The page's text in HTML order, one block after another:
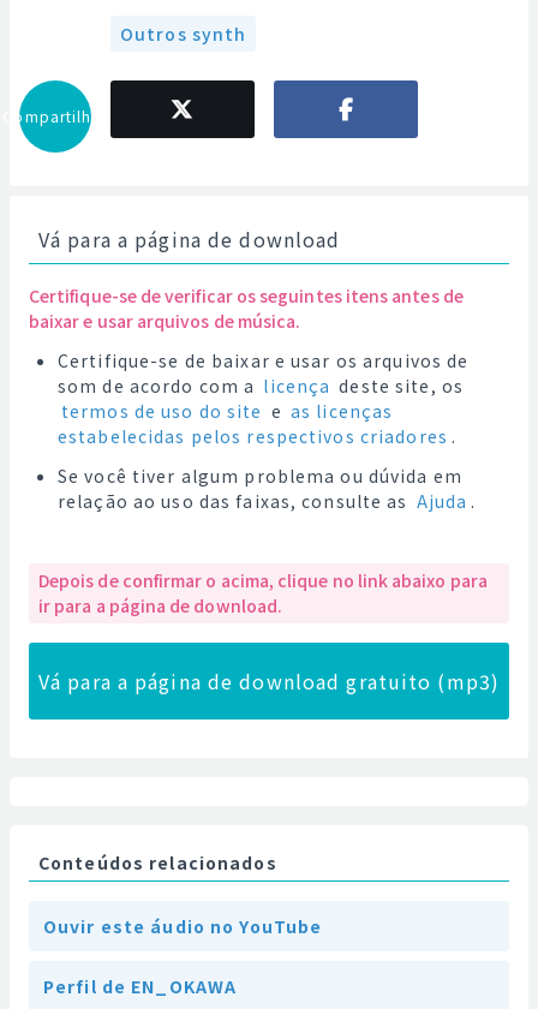
Outros synth
Compartilhar
Vá para a página de download
Certifique-se de verificar os seguintes itens antes de
baixar e usar arquivos de música.
Certifique-se de baixar e usar os arquivos de
som de acordo com a licença deste site, os
termos de uso do site e as licenças
estabelecidas pelos respectivos criadores .
Se você tiver algum problema ou dúvida em
relação ao uso das faixas, consulte as Ajuda .
Depois de confirmar o acima, clique no link abaixo para
ir para a página de download.
Vá para a página de download gratuito (mp3)
Conteúdos relacionados
Ouvir este áudio no YouTube
Perfil de EN_OKAWA